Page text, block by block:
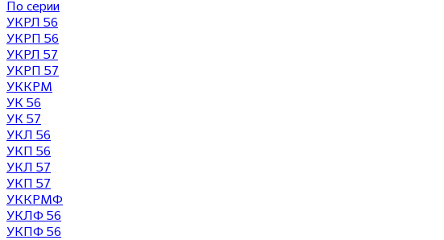
По серии
УКРЛ 56
УКРП 56
УКРЛ 57
УКРП 57
УККРМ
УК 56
УК 57
УКЛ 56
УКП 56
УКЛ 57
УКП 57
УККРМФ
УКЛФ 56
УКПФ 56